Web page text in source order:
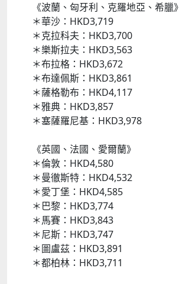
《波蘭、匈牙利、克羅地亞、希臘》
＊華沙：HKD3,719
＊克拉科夫：HKD3,700
＊樂斯拉夫：HKD3,563
＊布拉格：HKD3,672
＊布達佩斯：HKD3,861
＊薩格勒布：HKD4,117
＊雅典：HKD3,857
＊塞薩羅尼基：HKD3,978
《英國、法國、愛爾蘭》
＊倫敦：HKD4,580
＊曼徹斯特：HKD4,532
＊愛丁堡：HKD4,585
＊巴黎：HKD3,774
＊馬賽：HKD3,843
＊尼斯：HKD3,747
＊圖盧茲：HKD3,891
＊都柏林：HKD3,711